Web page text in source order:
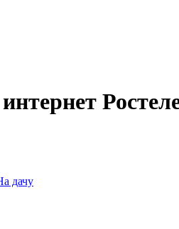
дачу